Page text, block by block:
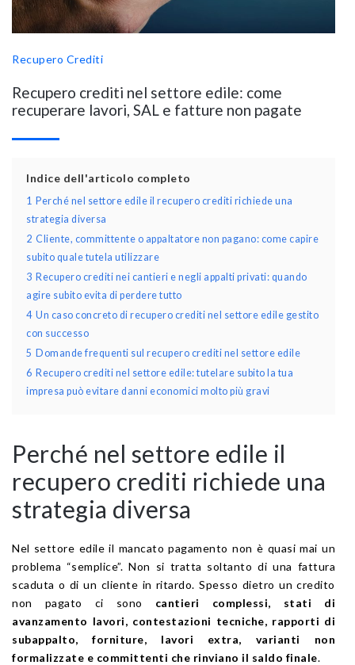
Recupero Crediti
Recupero crediti nel settore edile: come
recuperare lavori, SAL e fatture non pagate
Indice dell'articolo completo
1
Perché nel settore edile il recupero crediti richiede una
strategia diversa
2 Cliente, committente o appaltatore non pagano: come capire
subito quale tutela utilizzare
3 Recupero crediti nei cantieri e negli appalti privati: quando
agire subito evita di perdere tutto
4 Un caso concreto di recupero crediti nel settore edile gestito
con successo
5 Domande frequenti sul recupero crediti nel settore edile
6 Recupero crediti nel settore edile: tutelare subito la tua
impresa può evitare danni economici molto più gravi
Perché nel settore edile il
recupero crediti richiede una
strategia diversa
Nel settore edile il mancato pagamento non è quasi mai un
problema “semplice”. Non si tratta soltanto di una fattura
scaduta o di un cliente in ritardo. Spesso dietro un credito
non pagato ci sono cantieri complessi, stati di
avanzamento lavori, contestazioni tecniche, rapporti di
subappalto, forniture, lavori extra, varianti non
formalizzate e committenti che rinviano il saldo finale.